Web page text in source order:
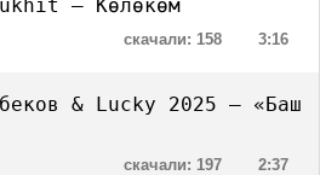
— Көлөкөм
3:16
скачали: 158
& Lucky 2025 — «Баш
2:37
скачали: 197